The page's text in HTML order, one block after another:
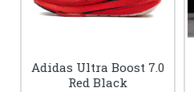
Adidas Ultra Boost 7.0
Red Black